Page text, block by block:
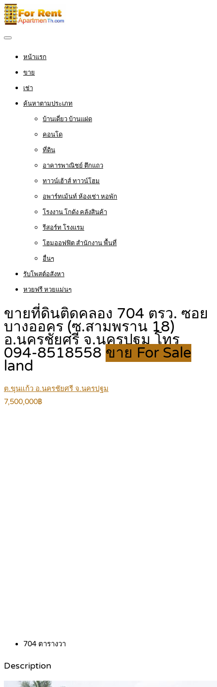
หน้าแรก
ขาย
เช่า
ค้นหาตามประเภท
บ้านเดี่ยว บ้านแฝด
คอนโด
ที่ดิน
อาคารพาณิชย์ ตึกแถว
ทาวน์เฮ้าส์ ทาวน์โฮม
อพาร์ทเม้นท์ ห้องเช่า หอพัก
โรงงาน โกดัง คลังสินค้า
รีสอร์ท โรงแรม
โฮมออฟฟิต สำนักงาน พื้นที่
อื่นๆ
รับโพสต์อสังหา
หวยฟรี หวยแม่นๆ
ขายที่ดินติดคลอง 704 ตรว. ซอย
บางออคร (ซ.สามพราน 18)
อ.นครชัยศรี จ.นครปฐม โทร
094-8518558 ขาย For Sale
land
ต.ขุนแก้ว อ.นครชัยศรี จ.นครปฐม
7,500,000฿
704 ตารางวา
Description